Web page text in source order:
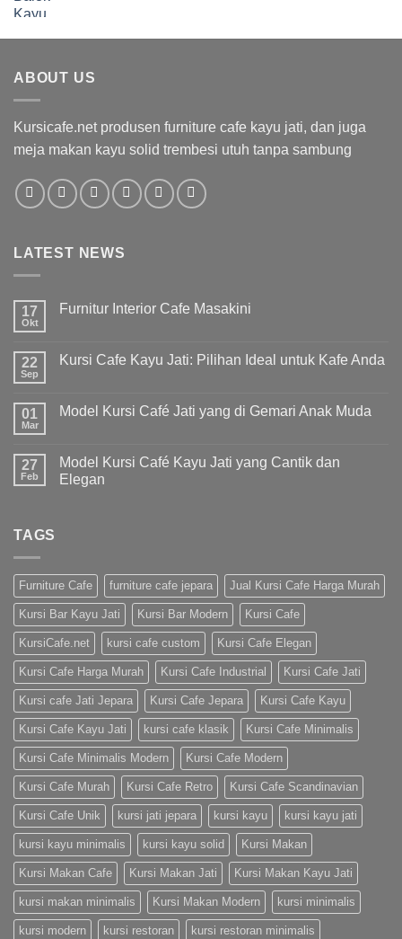
ABOUT US
Kursicafe.net produsen furniture cafe kayu jati, dan juga
meja makan kayu solid trembesi utuh tanpa sambung
LATEST NEWS
17
Okt
Furnitur Interior Cafe Masakini
22
Sep
Kursi Cafe Kayu Jati: Pilihan Ideal untuk Kafe Anda
01
Mar
Model Kursi Café Jati yang di Gemari Anak Muda
27
Feb
Model Kursi Café Kayu Jati yang Cantik dan
Elegan
TAGS
Furniture Cafe furniture cafe jepara Jual Kursi Cafe Harga Murah
Kursi Bar Kayu Jati Kursi Bar Modern Kursi Cafe
KursiCafe.net kursi cafe custom Kursi Cafe Elegan
Kursi Cafe Harga Murah Kursi Cafe Industrial Kursi Cafe Jati
Kursi cafe Jati Jepara Kursi Cafe Jepara Kursi Cafe Kayu
Kursi Cafe Kayu Jati kursi cafe klasik Kursi Cafe Minimalis
Kursi Cafe Minimalis Modern Kursi Cafe Modern
Kursi Cafe Murah Kursi Cafe Retro Kursi Cafe Scandinavian
Kursi Cafe Unik kursi jati jepara kursi kayu kursi kayu jati
kursi kayu minimalis kursi kayu solid Kursi Makan
Kursi Makan Cafe Kursi Makan Jati Kursi Makan Kayu Jati
kursi makan minimalis Kursi Makan Modern kursi minimalis
kursi modern kursi restoran kursi restoran minimalis